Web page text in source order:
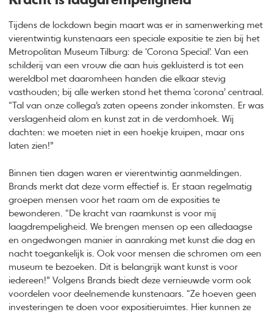
Tijdens de lockdown begin maart was er in samenwerking met
vierentwintig kunstenaars een speciale expositie te zien bij het
Metropolitan Museum Tilburg: de ‘Corona Special’. Van een
schilderij van een vrouw die aan huis gekluisterd is tot een
wereldbol met daaromheen handen die elkaar stevig
vasthouden; bij alle werken stond het thema ‘corona’ centraal.
“Tal van onze collega’s zaten opeens zonder inkomsten. Er was
verslagenheid alom en kunst zat in de verdomhoek. Wij
dachten: we moeten niet in een hoekje kruipen, maar ons
laten zien!”
Binnen tien dagen waren er vierentwintig aanmeldingen.
Brands merkt dat deze vorm effectief is. Er staan regelmatig
groepen mensen voor het raam om de exposities te
bewonderen. “De kracht van raamkunst is voor mij
laagdrempeligheid. We brengen mensen op een alledaagse
en ongedwongen manier in aanraking met kunst die dag en
nacht toegankelijk is. Ook voor mensen die schromen om een
museum te bezoeken. Dit is belangrijk want kunst is voor
iedereen!” Volgens Brands biedt deze vernieuwde vorm ook
voordelen voor deelnemende kunstenaars. “Ze hoeven geen
investeringen te doen voor expositieruimtes. Hier kunnen ze